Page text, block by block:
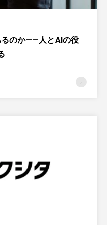
るのか——人とAIの役